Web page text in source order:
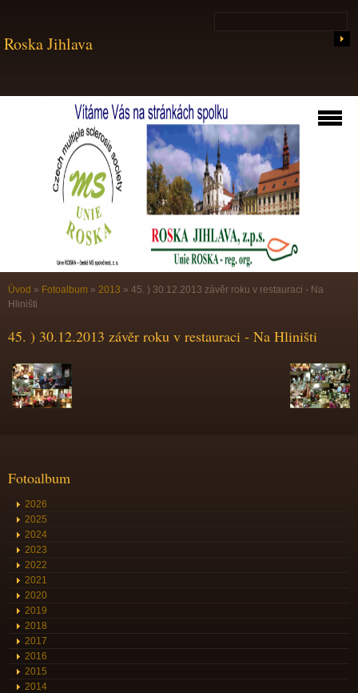
Roska Jihlava
Úvod » Fotoalbum » 2013 » 45. ) 30.12.2013 závěr roku v restauraci - Na
Hliništi
45. ) 30.12.2013 závěr roku v restauraci - Na Hliništi
Fotoalbum
2026
2025
2024
2023
2022
2021
2020
2019
2018
2017
2016
2015
2014